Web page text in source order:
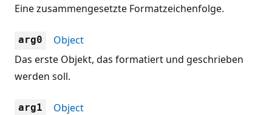
Eine zusammengesetzte Formatzeichenfolge.
arg0
Object
Das erste Objekt, das formatiert und geschrieben
werden soll.
arg1
Object